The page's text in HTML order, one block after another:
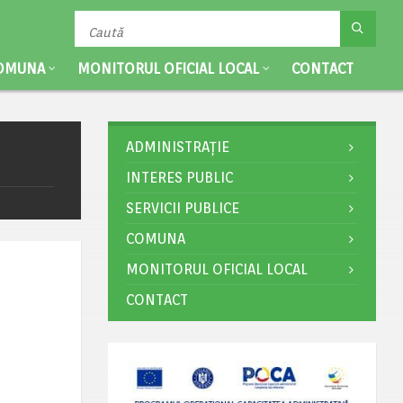
MONITORUL OFICIAL LOCAL CONTACT
ADMINISTRAȚIE
INTERES PUBLIC
SERVICII PUBLICE
COMUNA
MONITORUL OFICIAL LOCAL
CONTACT